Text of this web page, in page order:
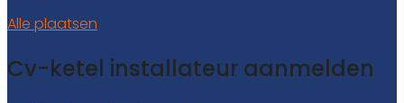
Alle plaatsen
Cv-ketel installateur aanmelden